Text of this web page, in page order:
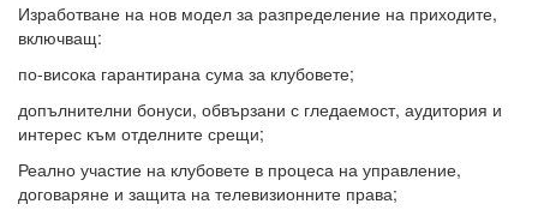
Изработване на нов модел за разпределение на приходите,
включващ:
по-висока гарантирана сума за клубовете;
допълнителни бонуси, обвързани с гледаемост, аудитория и
интерес към отделните срещи;
Реално участие на клубовете в процеса на управление,
договаряне и защита на телевизионните права;